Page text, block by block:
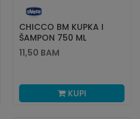
CHICCO BM KUPKA I
ŠAMPON 750 ML
11,50 BAM
KUPI